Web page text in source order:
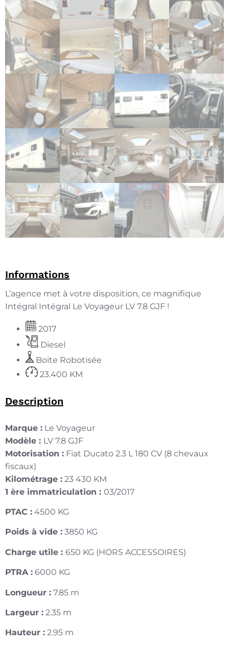
Informations
L’agence met à votre disposition, ce magnifique
Intégral Intégral Le Voyageur LV 7.8 GJF !
2017
Diesel
Boite Robotisée
23.400 KM
Description
Marque : Le Voyageur
Modèle : LV 7.8 GJF
Motorisation : Fiat Ducato 2.3 L 180 CV (8 chevaux
fiscaux)
Kilométrage : 23 430 KM
1 ère immatriculation : 03/2017
PTAC : 4500 KG
Poids à vide : 3850 KG
Charge utile : 650 KG (HORS ACCESSOIRES)
PTRA : 6000 KG
Longueur : 7.85 m
Largeur : 2.35 m
Hauteur : 2.95 m